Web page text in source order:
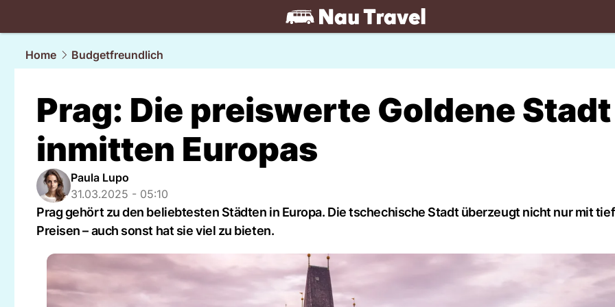
travel.NAU.ch
Home
Budgetfreundlich
Prag: Die preiswerte Goldene Stadt
inmitten Europas
Paula Lupo
31.03.2025 - 05:10
Prag gehört zu den beliebtesten Städten in Europa. Die tschechische Stadt überzeugt nicht nur mit
Preisen – auch sonst hat sie viel zu bieten.